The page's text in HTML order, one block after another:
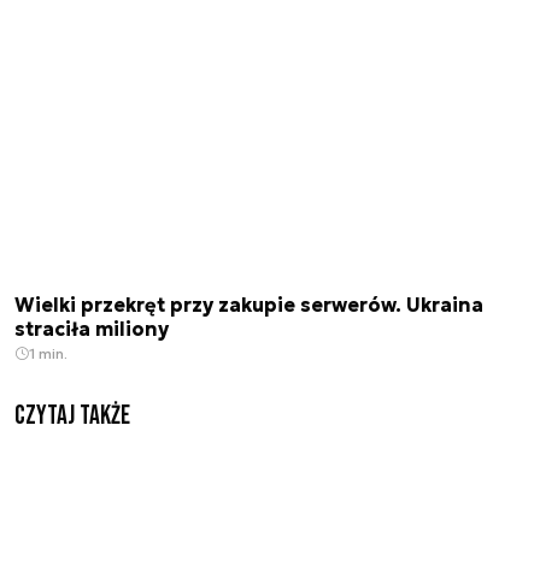
Wielki przekręt przy zakupie serwerów. Ukraina
straciła miliony
1 min.
Czytaj także